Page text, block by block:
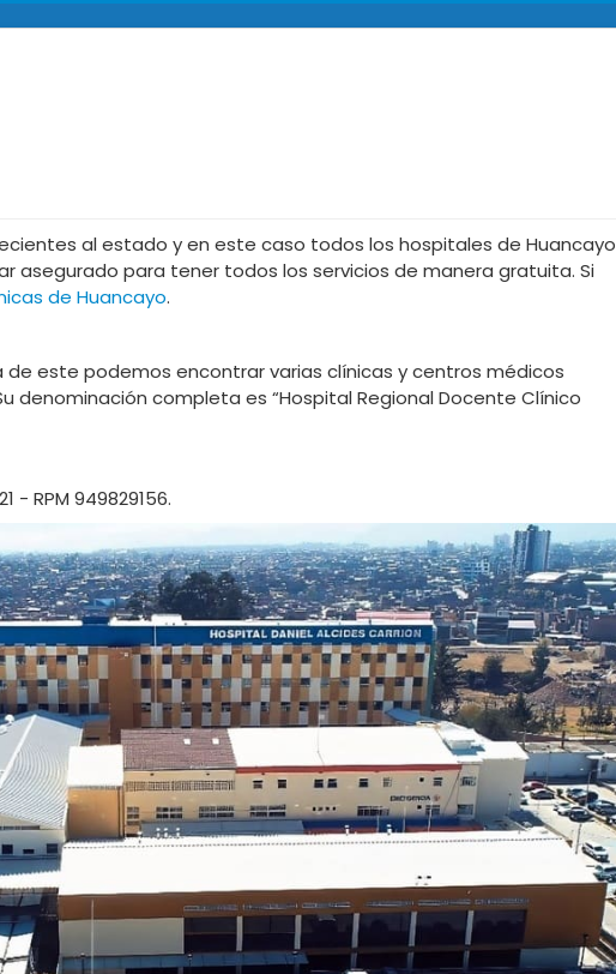
al estado y en este caso todos los hospitales de Huancayo
asegurado para tener todos los servicios de manera gratuita. Si
de Huancayo.
de este podemos encontrar varias clínicas y centros médicos
denominación completa es “Hospital Regional Docente Clínico
- RPM 949829156.